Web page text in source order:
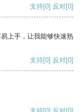
支持[0] 反对[0]
上手，让我能够快速熟
支持[0] 反对[0]